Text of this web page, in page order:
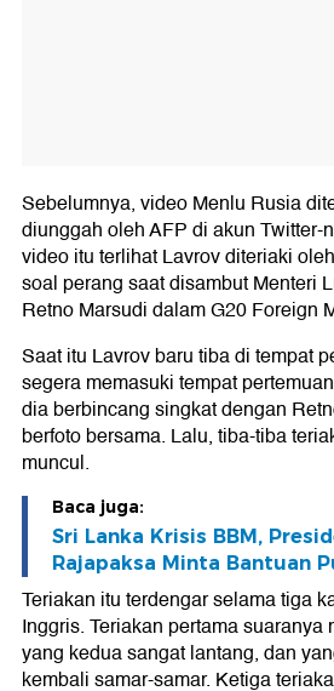
Sebelumnya, video Menlu Rusia
diunggah oleh AFP di akun Twitter-
video itu terlihat Lavrov diteriaki
soal perang saat disambut Menteri
Retno Marsudi dalam G20 Foreign
Saat itu Lavrov baru tiba di tempat
segera memasuki tempat
dia berbincang singkat dengan
berfoto bersama. Lalu, tiba-tiba
muncul.
Baca juga:
Sri Lanka Krisis BBM,
Rajapaksa Minta Bantuan
Teriakan itu terdengar selama tiga
Inggris. Teriakan pertama suaranya
yang kedua sangat lantang, dan
kembali samar-samar. Ketiga